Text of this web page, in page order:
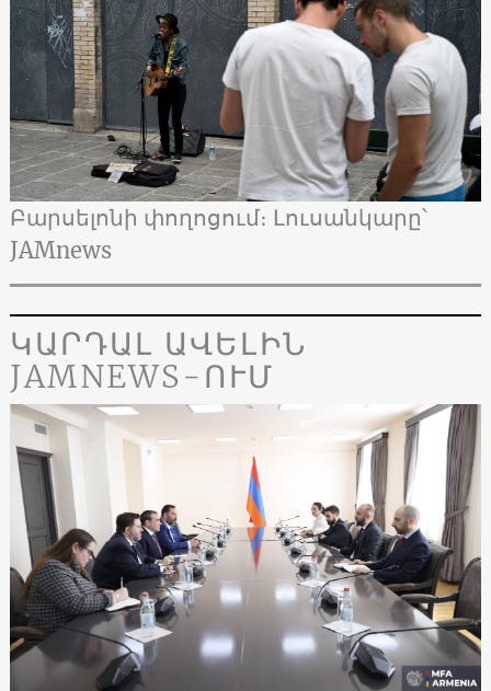
Բարսելոնի փողոցում։ Լուսանկարը՝
JAMnews
ԿԱՐԴԱԼ ԱՎԵԼԻՆ
JAMNEWS-ՈՒՄ